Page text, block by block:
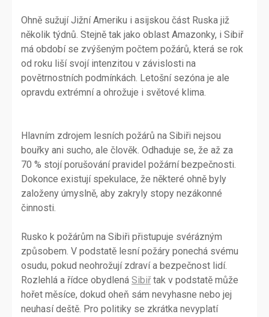
Ohně sužují Jižní Ameriku i asijskou část Ruska již
několik týdnů. Stejně tak jako oblast Amazonky, i Sibiř
má období se zvýšeným počtem požárů, která se rok
od roku liší svojí intenzitou v závislosti na
povětrnostních podmínkách. Letošní sezóna je ale
opravdu extrémní a ohrožuje i světové klima.
Hlavním zdrojem lesních požárů na Sibiři nejsou
bouřky ani sucho, ale člověk. Odhaduje se, že až za
70 % stojí porušování pravidel požární bezpečnosti.
Dokonce existují spekulace, že některé ohně byly
založeny úmyslně, aby zakryly stopy nezákonné
činnosti.
Rusko k požárům na Sibiři přistupuje svérázným
způsobem. V podstatě lesní požáry ponechá svému
osudu, pokud neohrožují zdraví a bezpečnost lidí.
Rozlehlá a řídce obydlená Sibiřtak v podstatě může
hořet měsíce, dokud oheň sám nevyhasne nebo jej
neuhasí deště. Pro politiky se zkrátka nevyplatí